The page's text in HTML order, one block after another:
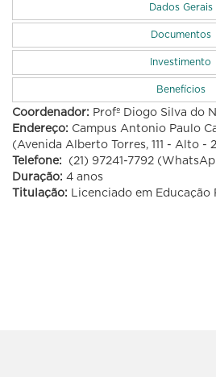
Física
Dados Gerais
Documentos
Investimento
Benefícios
Coordenador: Profº Diogo Silva do
Endereço: Campus Antonio Paulo
(Avenida Alberto Torres, 111 - Alto -
Telefone: (21) 97241-7792
Duração: 4 anos
Titulação: Licenciado em Educação